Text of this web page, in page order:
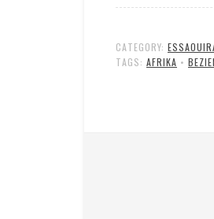
CATEGORY:
TAGS: AFRIKA •